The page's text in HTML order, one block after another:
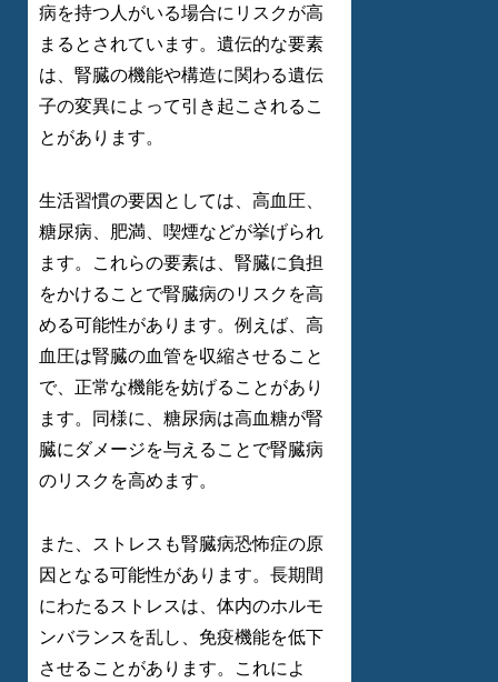
病を持つ人がいる場合にリスクが高
まるとされています。遺伝的な要素
は、腎臓の機能や構造に関わる遺伝
子の変異によって引き起こされるこ
とがあります。
生活習慣の要因としては、高血圧、
糖尿病、肥満、喫煙などが挙げられ
ます。これらの要素は、腎臓に負担
をかけることで腎臓病のリスクを高
める可能性があります。例えば、高
血圧は腎臓の血管を収縮させること
で、正常な機能を妨げることがあり
ます。同様に、糖尿病は高血糖が腎
臓にダメージを与えることで腎臓病
のリスクを高めます。
また、ストレスも腎臓病恐怖症の原
因となる可能性があります。長期間
にわたるストレスは、体内のホルモ
ンバランスを乱し、免疫機能を低下
させることがあります。これによ